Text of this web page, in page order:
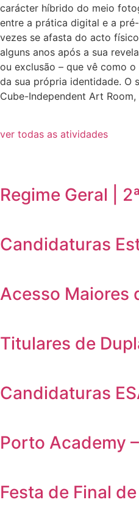
carácter híbrido do meio
entre a prática digital e a
vezes se afasta do acto
alguns anos após a sua
ou exclusão – que vê como
da sua própria identidade. O
Cube-Independent Art
ver todas as atividades
Regime Geral |
Candidaturas
Acesso Maiores
Titulares de
Candidaturas
Porto Academy
Festa de Final